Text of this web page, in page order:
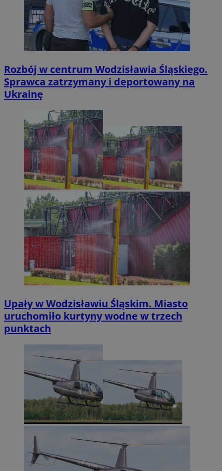
Rozbój w centrum Wodzisławia Śląskiego.
Sprawca zatrzymany i deportowany na
Ukrainę
Upały w Wodzisławiu Śląskim. Miasto
uruchomiło kurtyny wodne w trzech
punktach